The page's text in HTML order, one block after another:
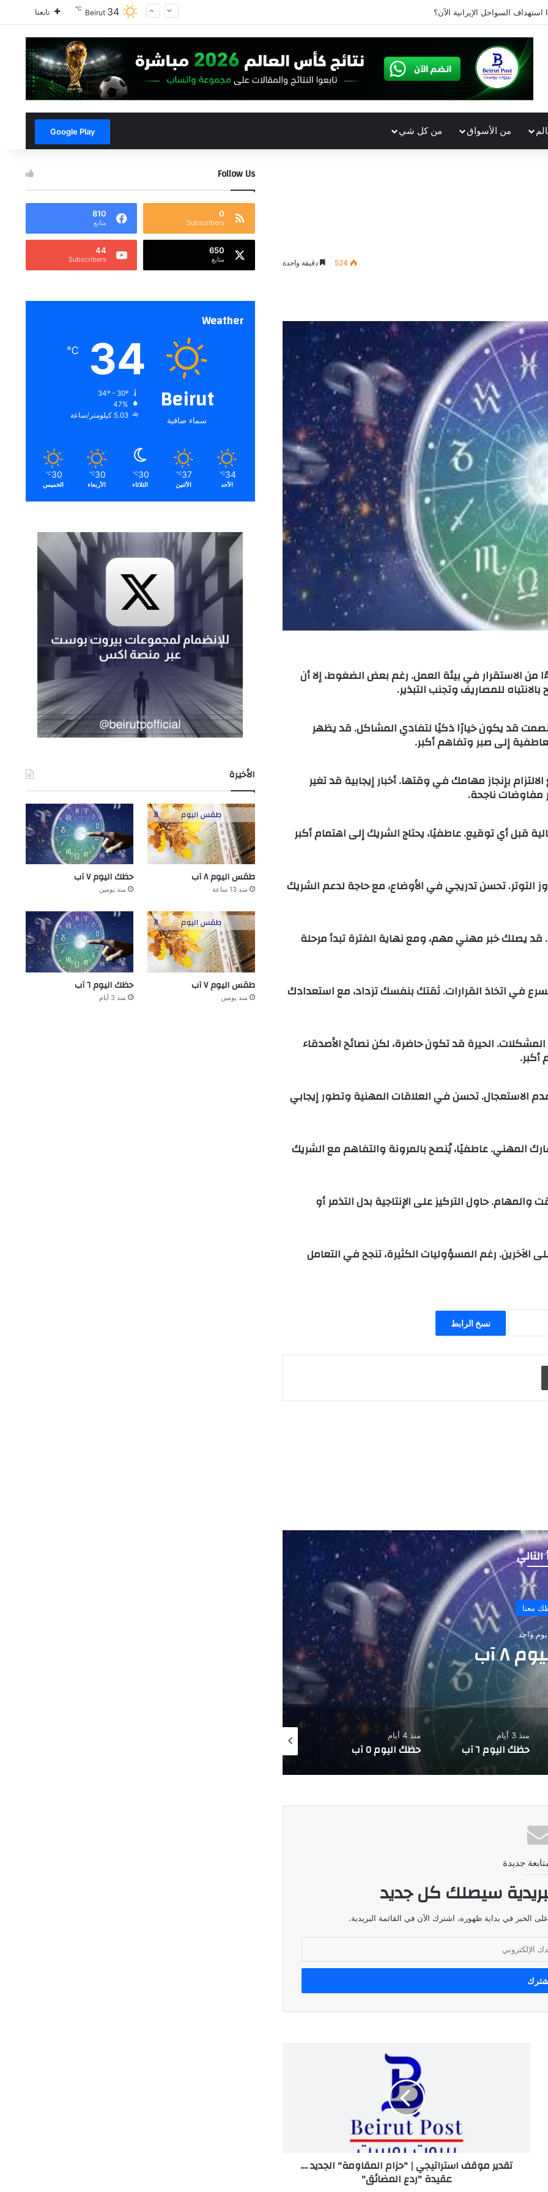
السواحل الإيرانية الآن؟ Beirut 34
℃ تابعنا
من الأسواق من كل شي Google Play
524 دقيقة واحدة
من الاستقرار في بيئة العمل. رغم بعض الضغوط، إلا أن
للمصاريف وتجنب التبذير.
قد يكون خيارًا ذكيًا لتفادي المشاكل. قد يظهر
إلى صبر وتفاهم أكبر.
بإنجاز مهامك في وقتها. أخبار إيجابية قد تغير
ناجحة.
قبل أي توقيع. عاطفيًا، يحتاج الشريك إلى اهتمام أكبر
تحسن تدريجي في الأوضاع، مع حاجة لدعم الشريك
يصلك خبر مهني مهم، ومع نهاية الفترة تبدأ مرحلة
في اتخاذ القرارات. ثقتك بنفسك تزداد، مع استعدادك
المشكلات. الحيرة قد تكون حاضرة، لكن نصائح الأصدقاء
أكبر.
الاستعجال. تحسن في العلاقات المهنية وتطور إيجابي
عاطفيًا، يُنصح بالمرونة والتفاهم مع الشريك
حاول التركيز على الإنتاجية بدل التذمر أو
رغم المسؤوليات الكثيرة، تنجح في التعامل
نسخ الرابط
طباعة
التالي
حظك اليوم ٦ آب
منذ 4 أيام
حظك اليوم ٥ آب حظك اليوم ٤ آب
جديدة
سيصلك كل جديد
الخبر في بداية ظهوره، اشترك الآن في القائمة البريدية.
تقدير موقف استراتيجي | "حزام المقاومة" الجديد ....
عقيدة "ردع المضائق"
Follow Us
0
Subscribers
810
متابع
650
متابع
44
Subscribers
Weather
Beirut
سماء صافية
34
℃
47%
5.03 كيلومتر/ساعة
34
℃
الأحد
37
℃
الأثنين
30
℃
الثلاثاء
30
℃
الأربعاء
30
℃
الخميس
الأخيرة
طقس اليوم ٨ آب
منذ 13 ساعة
حظك اليوم ٧ آب
منذ يومين
طقس اليوم ٧ آب
منذ يومين
حظك اليوم ٦ آب
منذ 3 أيام